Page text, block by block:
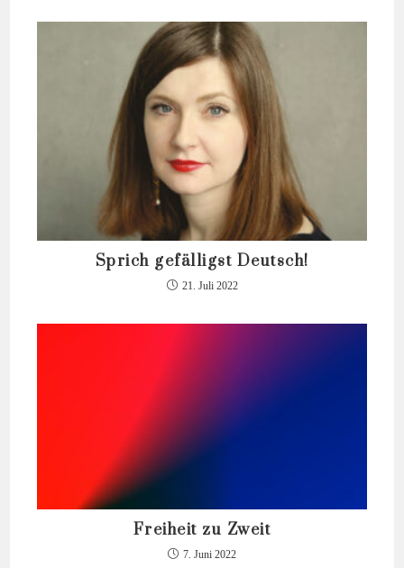
Sprich gefälligst Deutsch!
21. Juli 2022
Freiheit zu Zweit
7. Juni 2022